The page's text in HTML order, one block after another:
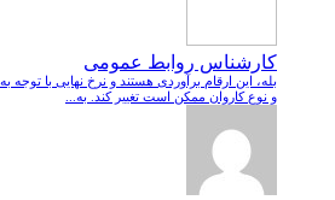
کارشناس روابط عمومی
بله، این ارقام برآوردی هستند و نرخ نهایی با توجه
و نوع کاروان ممکن است تغییر کند. به...